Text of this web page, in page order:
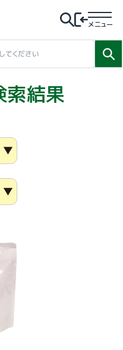
メニュー
索結果